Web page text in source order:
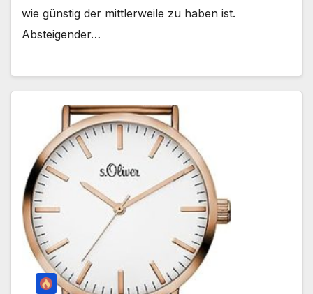
wie günstig der mittlerweile zu haben ist.
Absteigender…